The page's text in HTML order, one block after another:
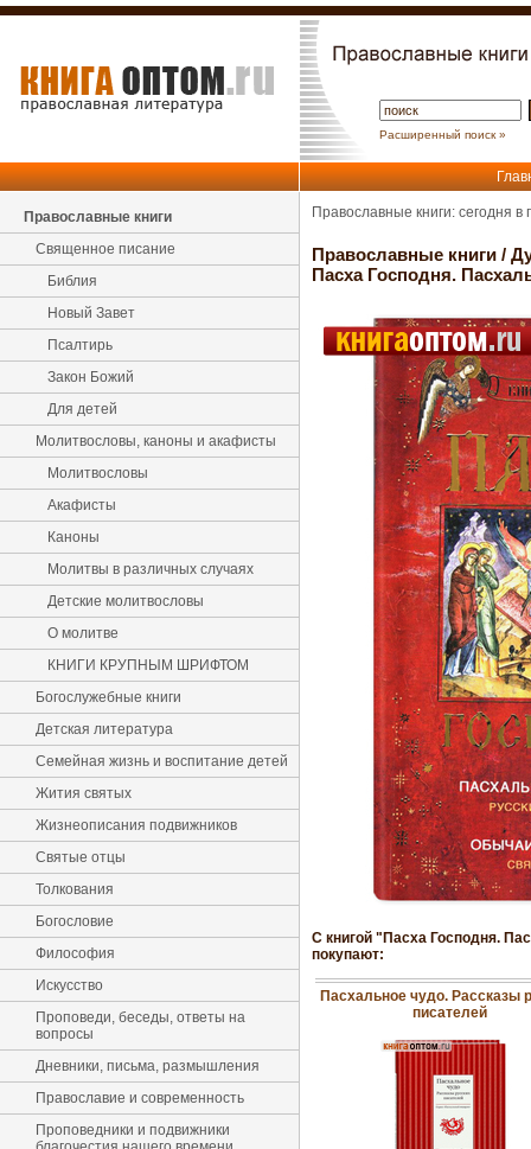
Расширенный поиск »
Православные книги
Священное писание
Библия
Новый Завет
Псалтирь
Закон Божий
Для детей
Молитвословы, каноны и акафисты
Молитвословы
Акафисты
Каноны
Молитвы в различных случаях
Детские молитвословы
О молитве
КНИГИ КРУПНЫМ ШРИФТОМ
Богослужебные книги
Детская литература
Семейная жизнь и воспитание детей
Жития святых
Жизнеописания подвижников
Святые отцы
Толкования
Богословие
Философия
Искусство
Проповеди, беседы, ответы на
вопросы
Дневники, письма, размышления
Православие и современность
Проповедники и подвижники
Православные книги: сегодня
Православные книги /
Пасха Господня.
С книгой "Пасха Господня.
покупают:
Пасхальное чудо. Рассказы
писателей